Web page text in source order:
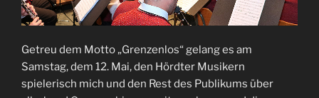
Getreu dem Motto „Grenzenlos“ gelang es am
Samstag, dem 12. Mai, den Hördter Musikern
spielerisch mich und den Rest des Publikums über